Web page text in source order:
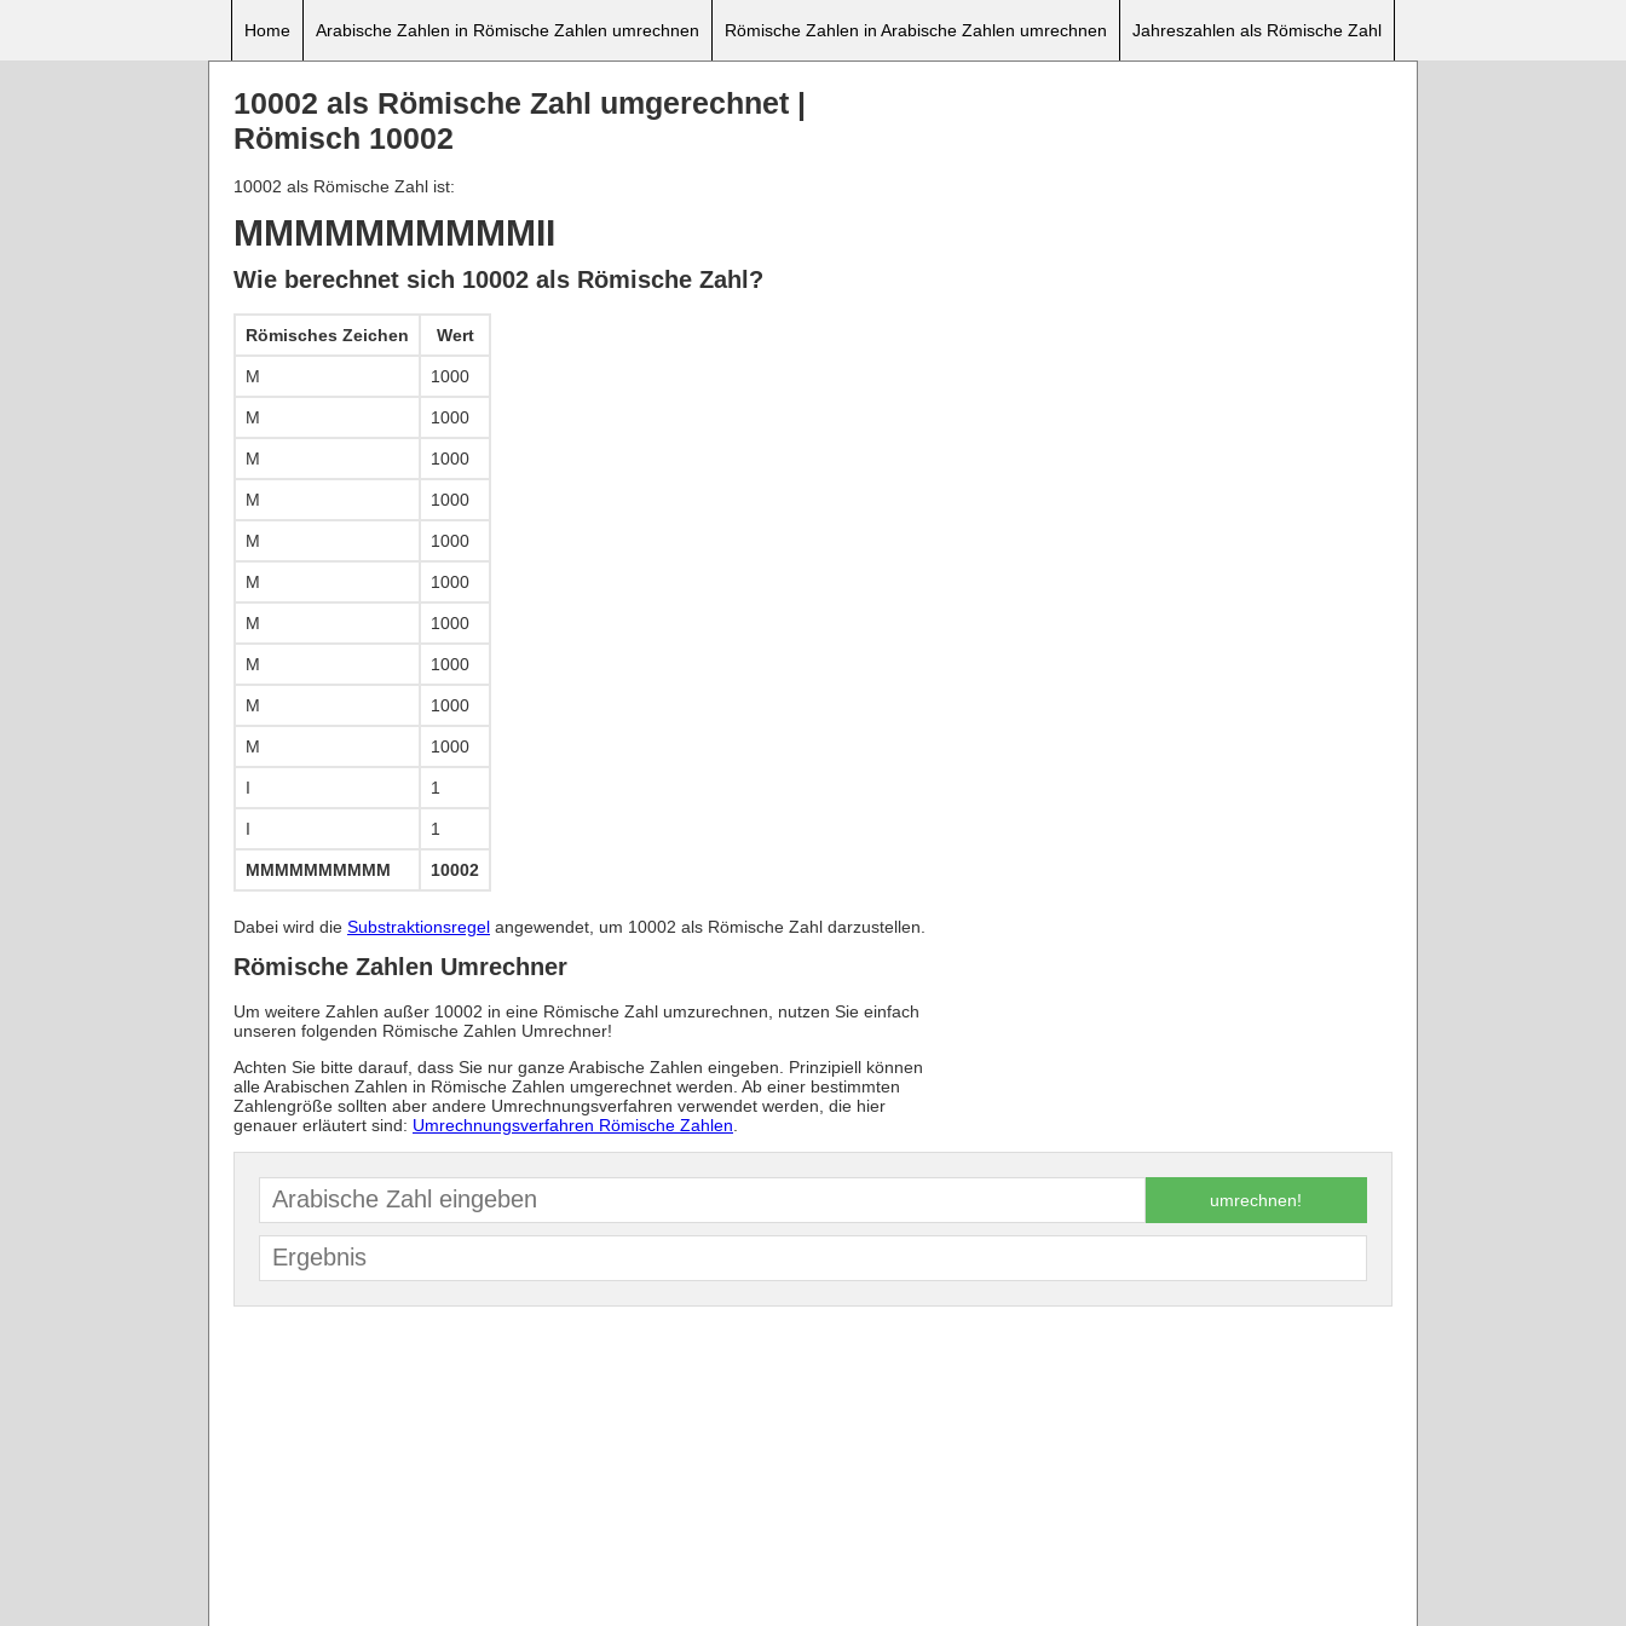
Home Arabische Zahlen in Römische Zahlen umrechnen Römische Zahlen in Arabische Zahlen umrechnen Jahreszahlen als Römische Zahl
10002 als Römische Zahl umgerechnet |
Römisch 10002
10002 als Römische Zahl ist:
MMMMMMMMMMII
Wie berechnet sich 10002 als Römische Zahl?
Römisches Zeichen Wert
M 1000
M 1000
M 1000
M 1000
M 1000
M 1000
M 1000
M 1000
M 1000
M 1000
I 1
I 1
MMMMMMMMMMII 10002
Dabei wird die Substraktionsregel angewendet, um 10002 als Römische Zahl darzustellen.
Römische Zahlen Umrechner
Um weitere Zahlen außer 10002 in eine Römische Zahl umzurechnen, nutzen Sie einfach
unseren folgenden Römische Zahlen Umrechner!
Achten Sie bitte darauf, dass Sie nur ganze Arabische Zahlen eingeben. Prinzipiell können
alle Arabischen Zahlen in Römische Zahlen umgerechnet werden. Ab einer bestimmten
Zahlengröße sollten aber andere Umrechnungsverfahren verwendet werden, die hier
genauer erläutert sind: Umrechnungsverfahren Römische Zahlen
umrechnen!